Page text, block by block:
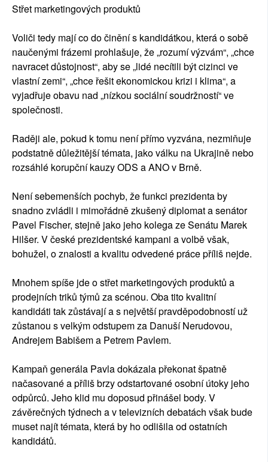
Střet marketingových produktů
Voliči tedy mají co do činění s kandidátkou, která o sobě
naučenými frázemi prohlašuje, že „rozumí výzvám“, „chce
navracet důstojnost“, aby se „lidé necítili být cizinci ve
vlastní zemi“, „chce řešit ekonomickou krizi i klima“, a
vyjadřuje obavu nad „nízkou sociální soudržností“ ve
společnosti.
Raději ale, pokud k tomu není přímo vyzvána, nezmiňuje
podstatně důležitější témata, jako válku na Ukrajině nebo
rozsáhlé korupční kauzy ODS a ANO v Brně.
Není sebemenších pochyb, že funkci prezidenta by
snadno zvládli i mimořádně zkušený diplomat a senátor
Pavel Fischer, stejně jako jeho kolega ze Senátu Marek
Hilšer. V české prezidentské kampani a volbě však,
bohužel, o znalosti a kvalitu odvedené práce příliš nejde.
Mnohem spíše jde o střet marketingových produktů a
prodejních triků týmů za scénou. Oba tito kvalitní
kandidáti tak zůstávají a s největší pravděpodobností už
zůstanou s velkým odstupem za Danuší Nerudovou,
Andrejem Babišem a Petrem Pavlem.
Kampaň generála Pavla dokázala překonat špatně
načasované a příliš brzy odstartované osobní útoky jeho
odpůrců. Jeho klid mu doposud přinášel body. V
závěrečných týdnech a v televizních debatách však bude
muset najít témata, která by ho odlišila od ostatních
kandidátů.